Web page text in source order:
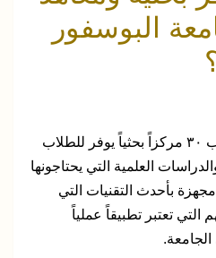
البوسفور
تحتوي الجامعة على ما يقارب ٣٠ مركزاً بحثياً يوفر للطلاب
العلمية التي يحتاجونها
بأحدث التقنيات التي
تعتبر تطبيقاً عملياً